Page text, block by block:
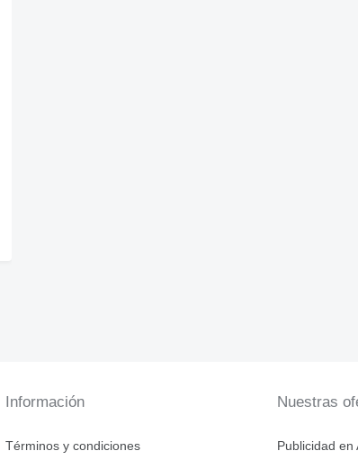
Información
Términos y condiciones
Nuestras
Publicidad en